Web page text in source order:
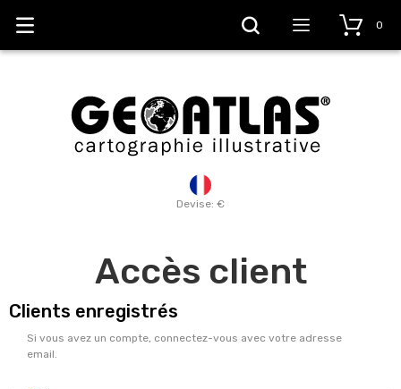
Devise: €
0
Accès client
Clients enregistrés
Si vous avez un compte, connectez-vous avec votre adresse
email.